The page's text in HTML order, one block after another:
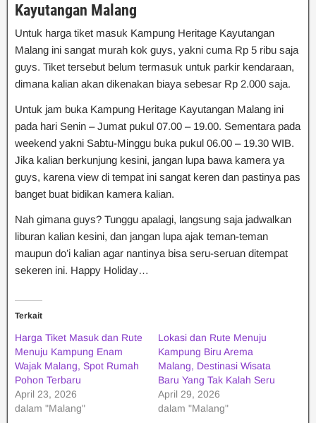
Kayutangan Malang
Untuk harga tiket masuk Kampung Heritage Kayutangan
Malang ini sangat murah kok guys, yakni cuma Rp 5 ribu saja
guys. Tiket tersebut belum termasuk untuk parkir kendaraan,
dimana kalian akan dikenakan biaya sebesar Rp 2.000 saja.
Untuk jam buka Kampung Heritage Kayutangan Malang ini
pada hari Senin – Jumat pukul 07.00 – 19.00. Sementara pada
weekend yakni Sabtu-Minggu buka pukul 06.00 – 19.30 WIB.
Jika kalian berkunjung kesini, jangan lupa bawa kamera ya
guys, karena view di tempat ini sangat keren dan pastinya pas
banget buat bidikan kamera kalian.
Nah gimana guys? Tunggu apalagi, langsung saja jadwalkan
liburan kalian kesini, dan jangan lupa ajak teman-teman
maupun do’i kalian agar nantinya bisa seru-seruan ditempat
sekeren ini. Happy Holiday…
Terkait
Harga Tiket Masuk dan Rute
Menuju Kampung Enam
Wajak Malang, Spot Rumah
Pohon Terbaru
April 23, 2026
dalam "Malang"
Lokasi dan Rute Menuju
Kampung Biru Arema
Malang, Destinasi Wisata
Baru Yang Tak Kalah Seru
April 29, 2026
dalam "Malang"